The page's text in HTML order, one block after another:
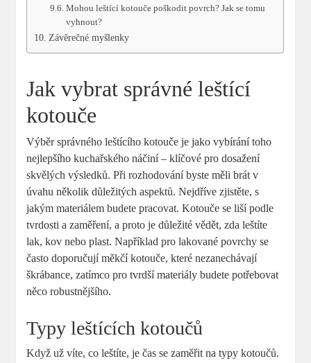
Mohou leštící kotouče poškodit povrch? Jak se tomu
vyhnout?
Závěrečné myšlenky
Jak vybrat správné leštící
kotouče
Výběr správného leštícího kotouče je jako vybírání toho
nejlepšího kuchařského náčiní – klíčové pro dosažení
skvělých výsledků. Při rozhodování byste měli brát v
úvahu několik důležitých aspektů. Nejdříve zjistěte, s
jakým materiálem budete pracovat. Kotouče se liší podle
tvrdosti a zaměření, a proto je důležité vědět, zda leštíte
lak, kov nebo plast. Například pro lakované povrchy se
často doporučují měkčí kotouče, které nezanechávají
škrábance, zatímco pro tvrdší materiály budete potřebovat
něco robustnějšího.
Typy leštících kotoučů
Když už víte, co leštíte, je čas se zaměřit na typy kotoučů.